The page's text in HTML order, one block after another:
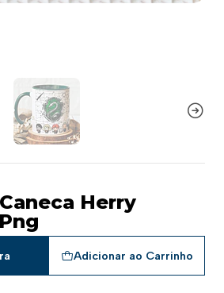
Herry
Adicionar ao Carrinho